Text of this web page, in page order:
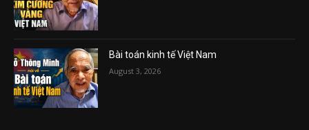
Bài toán kinh tế Việt Nam
August 3, 2026